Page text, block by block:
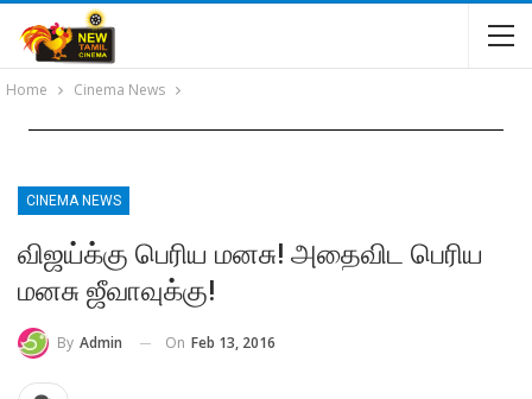
Home Cinema News
CINEMA NEWS
விஜய்க்கு பெரிய மனசு! அதைவிட பெரிய
மனசு ஜீவாவுக்கு!
By Admin On Feb 13, 2016